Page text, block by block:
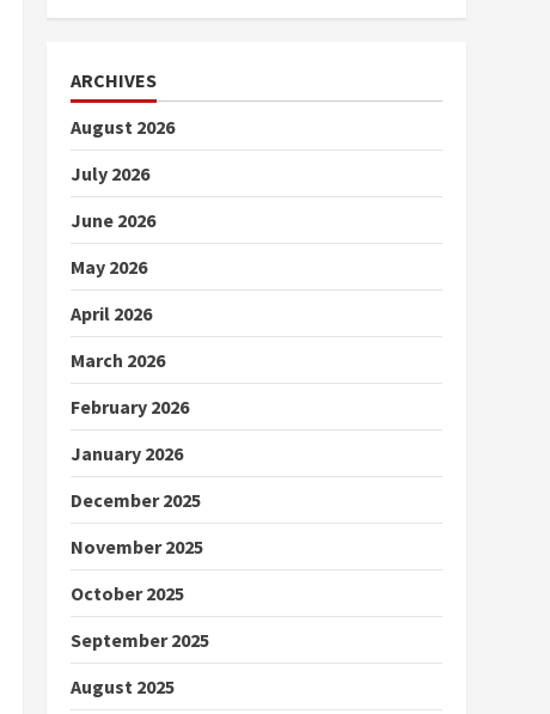
ARCHIVES
August 2026
July 2026
June 2026
May 2026
April 2026
March 2026
February 2026
January 2026
December 2025
November 2025
October 2025
September 2025
August 2025